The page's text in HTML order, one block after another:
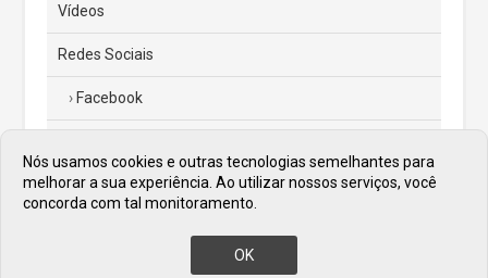
Vídeos
Redes Sociais
Facebook
Twitter
Nós usamos cookies e outras tecnologias semelhantes para
melhorar a sua experiência. Ao utilizar nossos serviços, você
concorda com tal monitoramento.
OK